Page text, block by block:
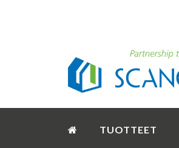
TUOTTEET